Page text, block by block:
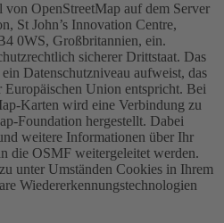
OpenStreetMap auf dem Server
St John’s Innovation Centre,
0WS, Großbritannien, ein.
sicherer Drittstaat. Das
Datenschutzniveau aufweist, das
Europäischen Union entspricht. Bei
Karten wird eine Verbindung zu
Foundation hergestellt. Dabei
weitere Informationen über Ihr
die OSMF weitergeleitet werden.
unter Umständen Cookies in Ihrem
Wiedererkennungstechnologien